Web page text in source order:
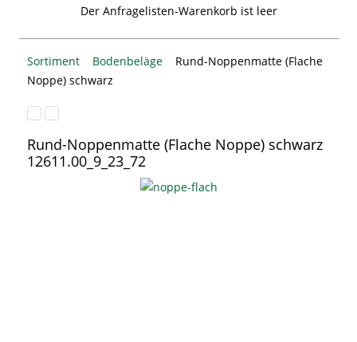
Der Anfragelisten-Warenkorb ist leer
Sortiment Bodenbeläge
Rund-Noppenmatte (Flache
Noppe) schwarz
Rund-Noppenmatte (Flache Noppe) schwarz
12611.00_9_23_72